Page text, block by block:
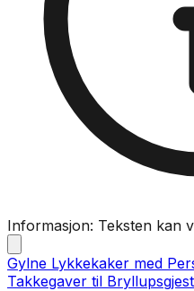
Informasjon: Teksten kan
Gylne Lykkekaker med
Takkegaver til